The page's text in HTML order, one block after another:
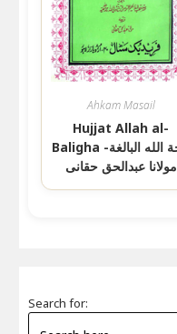
Ahkam Masail
Hujjat Allah al-
Baligha حجة الله البالغة-
مولانا عبدالحق حقانی
Search for: